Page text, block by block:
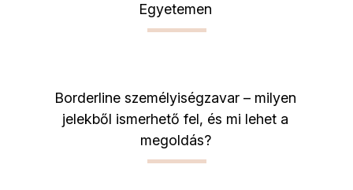
Egyetemen
Borderline személyiségzavar – milyen
jelekből ismerhető fel, és mi lehet a
megoldás?